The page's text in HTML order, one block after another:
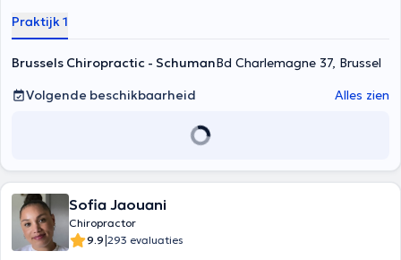
Praktijk 1
Brussels Chiropractic - SchumanBd Charlemagne 37, Brussel
Volgende beschikbaarheid
Alles zien
Sofia Jaouani
Chiropractor
9.9|293 evaluaties